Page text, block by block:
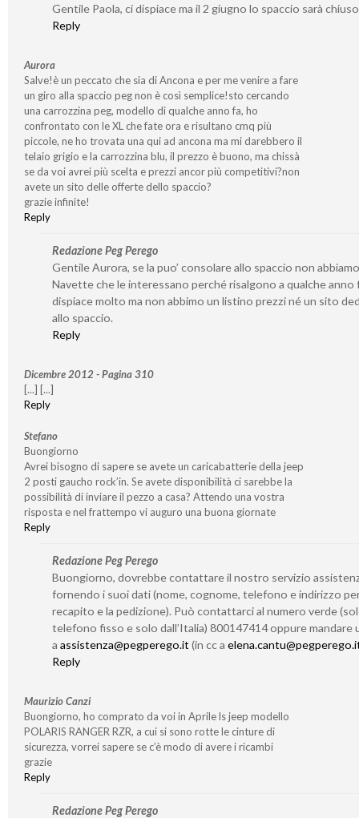
Gentile Paola, ci dispiace ma il 2 giugno lo spaccio sarà
Reply
Aurora
Salve!è un peccato che sia di Ancona e per me venire a fare
un giro alla spaccio peg non è così semplice!sto cercando
una carrozzina peg, modello di qualche anno fa, ho
confrontato con le XL che fate ora e risultano cmq più
piccole, ne ho trovata una qui ad ancona ma mi darebbero il
telaio grigio e la carrozzina blu, il prezzo è buono, ma chissà
se da voi avrei più scelta e prezzi ancor più competitivi?non
avete un sito delle offerte dello spaccio?
grazie infinite!
Reply
Redazione Peg Perego
Gentile Aurora, se la puo’ consolare allo spaccio non
Navette che le interessano perché risalgono a qualche anno
dispiace molto ma non abbimo un listino prezzi né un sito
allo spaccio.
Reply
Dicembre 2012 - Pagina 310
[...] [...]
Reply
Stefano
Buongiorno
Avrei bisogno di sapere se avete un caricabatterie della jeep
2 posti gaucho rock’in. Se avete disponibilità ci sarebbe la
possibilità di inviare il pezzo a casa? Attendo una vostra
risposta e nel frattempo vi auguro una buona giornate
Reply
Redazione Peg Perego
Buongiorno, dovrebbe contattare il nostro servizio
fornendo i suoi dati (nome, cognome, telefono e indirizzo
recapito e la pedizione). Può contattarci al numero verde
telefono fisso e solo dall’Italia) 800147414 oppure mandare
a assistenza@pegperego.it(in cc a
Reply
Maurizio Canzi
Buongiorno, ho comprato da voi in Aprile ls jeep modello
POLARIS RANGER RZR, a cui si sono rotte le cinture di
sicurezza, vorrei sapere se c’è modo di avere i ricambi
grazie
Reply
Redazione Peg Perego